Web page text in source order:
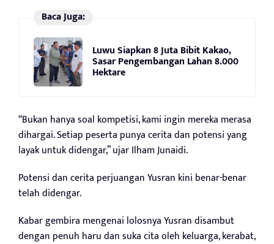
Baca Juga:
Luwu Siapkan 8 Juta Bibit Kakao,
Sasar Pengembangan Lahan 8.000
Hektare
“Bukan hanya soal kompetisi, kami ingin mereka merasa
dihargai. Setiap peserta punya cerita dan potensi yang
layak untuk didengar,” ujar Ilham Junaidi.
Potensi dan cerita perjuangan Yusran kini benar-benar
telah didengar.
Kabar gembira mengenai lolosnya Yusran disambut
dengan penuh haru dan suka cita oleh keluarga, kerabat,